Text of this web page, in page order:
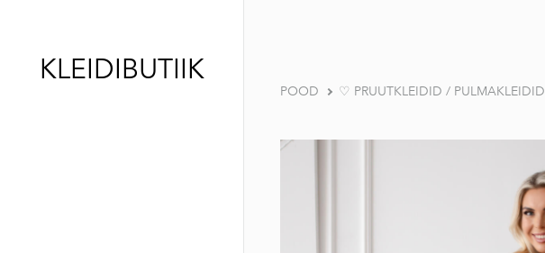
KLEIDIBUTIIK
POOD ♡ PRUUTKLEIDID / PULMAKLEIDID